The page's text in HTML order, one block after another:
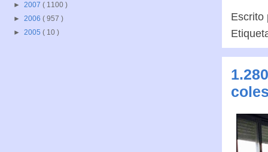
► 2007 ( 1100 )
► 2006 ( 957 )
► 2005 ( 10 )